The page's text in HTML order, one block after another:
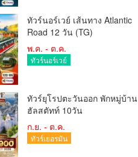
ทัวร์นอร์เวย์ เส้นทาง Atlantic
Road 12 วัน (TG)
พ.ค. - ต.ค.
ทัวร์นอร์เวย์
ทัวร์ยุโรปตะวันออก พักหมู่บ้าน
ฮัลสตัทท์ 10วัน
ก.ย. - ต.ค.
ทัวร์เยอรมัน